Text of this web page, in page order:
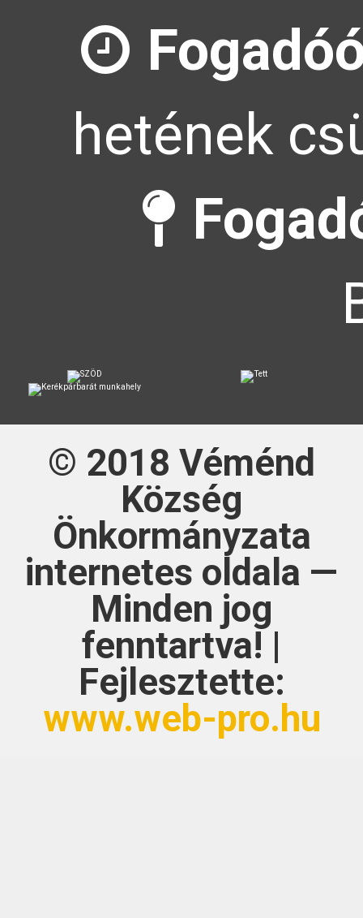
hetének
© 2018 Véménd
Község
Önkormányzata
internetes oldala —
Minden jog
fenntartva! |
Fejlesztette:
www.web-pro.hu